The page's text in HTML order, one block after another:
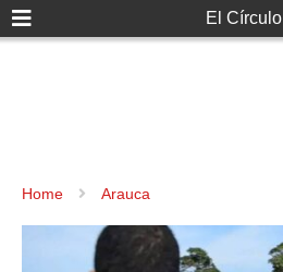
El Círculo
Home Arauca